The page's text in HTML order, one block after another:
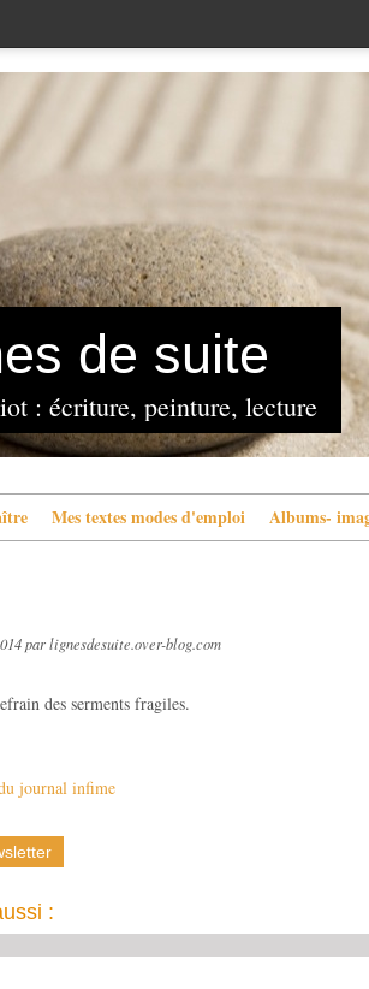
de suite
: écriture, peinture, lecture
Mes textes modes d'emploi Albums-
par lignesdesuite.over-blog.com
des serments fragiles.
journal infime
: